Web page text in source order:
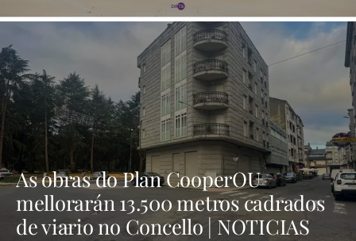
As obras do Plan CooperOU
mellorarán 13.500 metros cadrados
de viario no Concello | NOTICIAS